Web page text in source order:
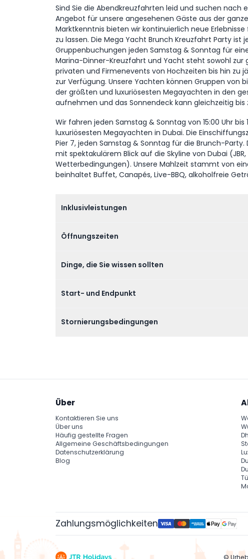
Sind Sie die Abendkreuzfahrten leid und suchen nach
Angebot für unsere angesehenen Gäste aus der
Marktkenntnis bieten wir kontinuierlich neue
zu lassen. Die Mega Yacht Brunch Kreuzfahrt Party ist
Gruppenbuchungen jeden Samstag & Sonntag für
Marina-Dinner-Kreuzfahrt und Yacht steht sowohl
privaten und Firmenevents von Hochzeiten bis hin zu
zur Verfügung. Unsere Yachten können Gruppen von
der größten und luxuriösesten Megayachten in den
aufnehmen und das Sonnendeck kann gleichzeitig bis
Wir fahren jeden Samstag & Sonntag von 15:00 Uhr
luxuriösesten Megayachten in Dubai. Die
Pier 7, jeden Samstag & Sonntag für die Brunch-
mit spektakulärem Blick auf die Skyline von Dubai
Wetterbedingungen). Unsere Mahlzeit stammt von
beinhaltet Buffet, Canapés, Live-BBQ, alkoholfreie
Inklusivleistungen
Öffnungszeiten
Dinge, die Sie wissen sollten
Start- und Endpunkt
Stornierungsbedingungen
Über
Kontaktieren Sie uns
Über uns
Häufig gestellte Fragen
Allgemeine Geschäftsbedingungen
Datenschutzerklärung
Blog
Zahlungsmöglichkeiten
©